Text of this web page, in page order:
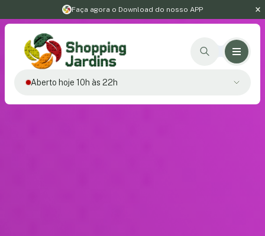
Faça agora o Download do nosso APP
Aberto hoje 10h às 22h